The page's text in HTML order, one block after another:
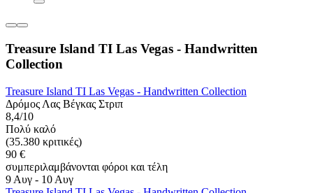
Treasure Island TI Las Vegas - Handwritten
Collection
Treasure Island TI Las Vegas - Handwritten Collection
Δρόμος Λας Βέγκας Στριπ
8,4/10
Πολύ καλό
(35.380 κριτικές)
90 €
συμπεριλαμβάνονται φόροι και τέλη
9 Αυγ - 10 Αυγ